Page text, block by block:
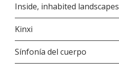
Inside, inhabited landscapes
Kinxi
Sínfonía del cuerpo